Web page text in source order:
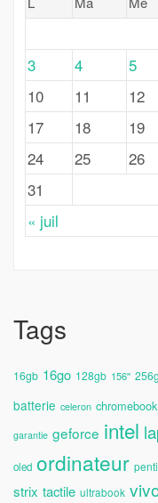
« juil
3
4 5
10
11 12
17
18 19
24
25 26
31
Tags
16gb 16go 128gb 156''
batterie celeron chromebook
garantie geforce intel
oled ordinateur
strix tactile ultrabook